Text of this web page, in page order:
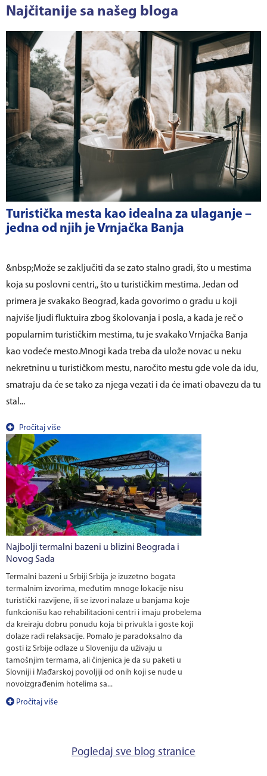
Najčitanije sa našeg bloga
Turistička mesta kao idealna za ulaganje –
jedna od njih je Vrnjačka Banja
&nbsp;Može se zaključiti da se zato stalno gradi, što u mestima
koja su poslovni centri,, što u turističkim mestima. Jedan od
primera je svakako Beograd, kada govorimo o gradu u koji
najviše ljudi fluktuira zbog školovanja i posla, a kada je reč o
popularnim turističkim mestima, tu je svakako Vrnjačka Banja
kao vodeće mesto.Mnogi kada treba da ulože novac u neku
nekretninu u turističkom mestu, naročito mestu gde vole da idu,
smatraju da će se tako za njega vezati i da će imati obavezu da tu
stal...
Pročitaj više
Najbolji termalni bazeni u blizini Beograda i
Novog Sada
Termalni bazeni u Srbiji Srbija je izuzetno bogata
termalnim izvorima, međutim mnoge lokacije nisu
turistički razvijene, ili se izvori nalaze u banjama koje
funkcionišu kao rehabilitacioni centri i imaju probelema
da kreiraju dobru ponudu koja bi privukla i goste koji
dolaze radi relaksacije. Pomalo je paradoksalno da
gosti iz Srbije odlaze u Sloveniju da uživaju u
tamošnjim termama, ali činjenica je da su paketi u
Slovniji i Mađarskoj povoljiji od onih koji se nude u
novoizgrađenim hotelima sa...
Pročitaj više
Pogledaj sve blog stranice